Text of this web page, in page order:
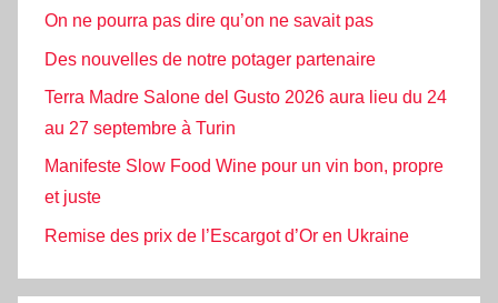
On ne pourra pas dire qu’on ne savait pas
Des nouvelles de notre potager partenaire
Terra Madre Salone del Gusto 2026 aura lieu du 24
au 27 septembre à Turin
Manifeste Slow Food Wine pour un vin bon, propre
et juste
Remise des prix de l’Escargot d’Or en Ukraine